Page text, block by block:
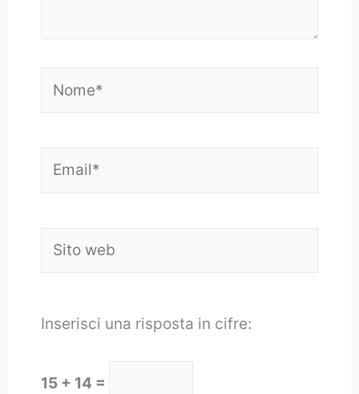
web
Inserisci una risposta in cifre:
15 + 14 =